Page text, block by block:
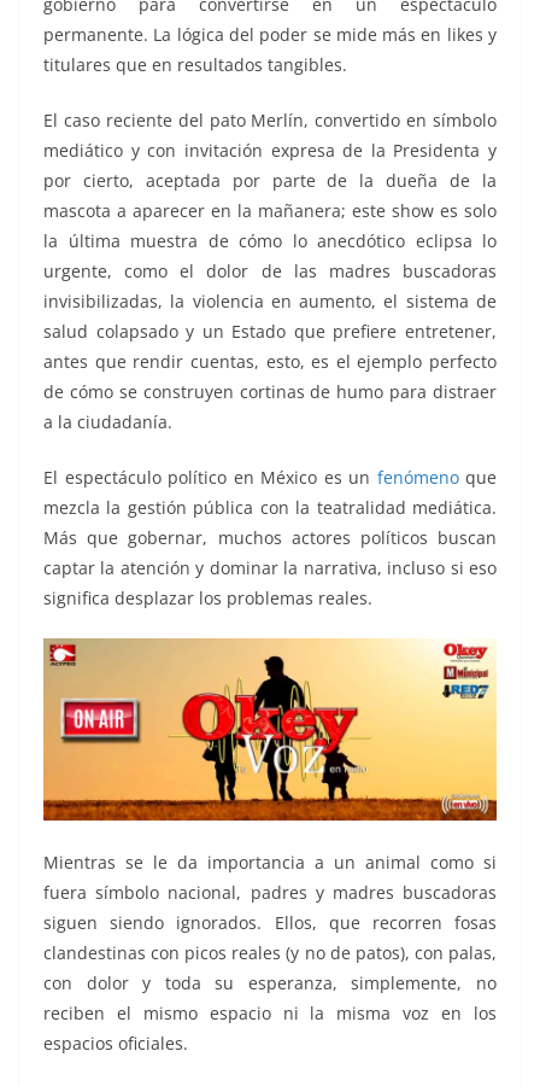
permanente. La lógica del poder se mide más en likes y
titulares que en resultados tangibles.
El caso reciente del pato Merlín, convertido en símbolo
mediático y con invitación expresa de la Presidenta y
por cierto, aceptada por parte de la dueña de la
mascota a aparecer en la mañanera; este show es solo
la última muestra de cómo lo anecdótico eclipsa lo
urgente, como el dolor de las madres buscadoras
invisibilizadas, la violencia en aumento, el sistema de
salud colapsado y un Estado que prefiere entretener,
antes que rendir cuentas, esto, es el ejemplo perfecto
de cómo se construyen cortinas de humo para distraer
a la ciudadanía.
El espectáculo político en México es un fenómeno que
mezcla la gestión pública con la teatralidad mediática.
Más que gobernar, muchos actores políticos buscan
captar la atención y dominar la narrativa, incluso si eso
significa desplazar los problemas reales.
Mientras se le da importancia a un animal como si
fuera símbolo nacional, padres y madres buscadoras
siguen siendo ignorados. Ellos, que recorren fosas
clandestinas con picos reales (y no de patos), con palas,
con dolor y toda su esperanza, simplemente, no
reciben el mismo espacio ni la misma voz en los
espacios oficiales.